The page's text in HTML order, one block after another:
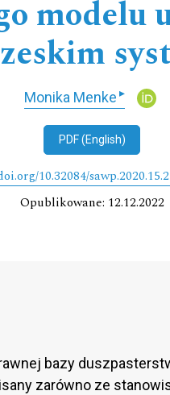
modelu
Monika Menke ▸
PDF (English)
10.32084/
Opublikowane: 12.12.2022
bazy
zarówno ze